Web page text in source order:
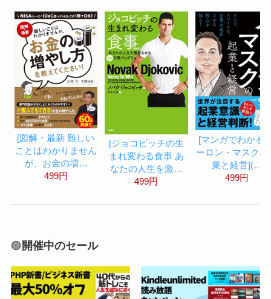
[図解・最新 難しい
ことはわかりません
が、お金の増…
499円
[ジョコビッチの生
まれ変わる食事 あ
なたの人生を激…
499円
[マンガでわかる
ーロン・マスクの
業と経営](…
499円
🟢 開催中のセール